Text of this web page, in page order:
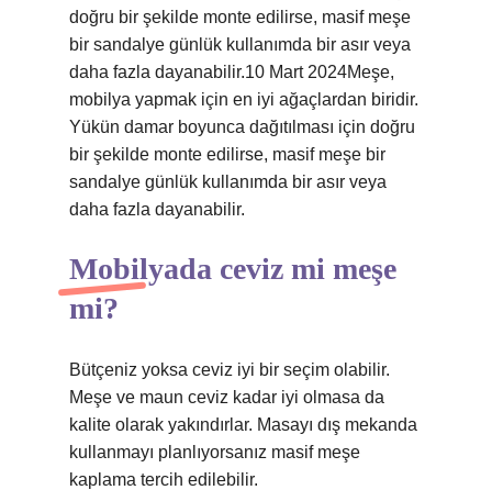
doğru bir şekilde monte edilirse, masif meşe
bir sandalye günlük kullanımda bir asır veya
daha fazla dayanabilir.10 Mart 2024Meşe,
mobilya yapmak için en iyi ağaçlardan biridir.
Yükün damar boyunca dağıtılması için doğru
bir şekilde monte edilirse, masif meşe bir
sandalye günlük kullanımda bir asır veya
daha fazla dayanabilir.
Mobilyada ceviz mi meşe
mi?
Bütçeniz yoksa ceviz iyi bir seçim olabilir.
Meşe ve maun ceviz kadar iyi olmasa da
kalite olarak yakındırlar. Masayı dış mekanda
kullanmayı planlıyorsanız masif meşe
kaplama tercih edilebilir.